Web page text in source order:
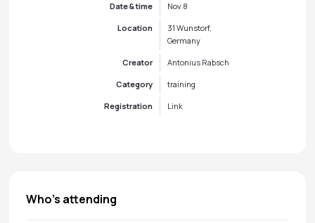
Date & time Nov 8
Location
31 Wunstorf,
Germany
Creator Antonius Rabsch
Category training
Registration Link
Who's attending